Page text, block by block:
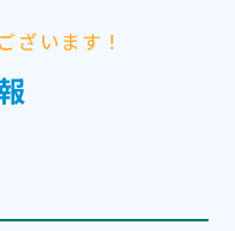
ざいます！